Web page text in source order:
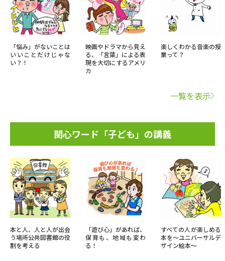
「悩み」がないことは
いいことだけじゃな
い？！
映画やドラマから見え
る、「言葉」による表
現を大切にするアメリ
カ
楽しくわかる音楽の授
業って？
一覧を表示
関心ワード「子ども」の講義
本と人、人と人が出会
う場所――公共図書館の役
割を考える
「遊び心」があれば、
保育も、地域も変わ
る！
すべての人が楽しめる
本を～ユニバーサルデ
ザイン絵本～